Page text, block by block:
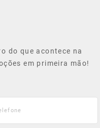
do que acontece na
em primeira mão!